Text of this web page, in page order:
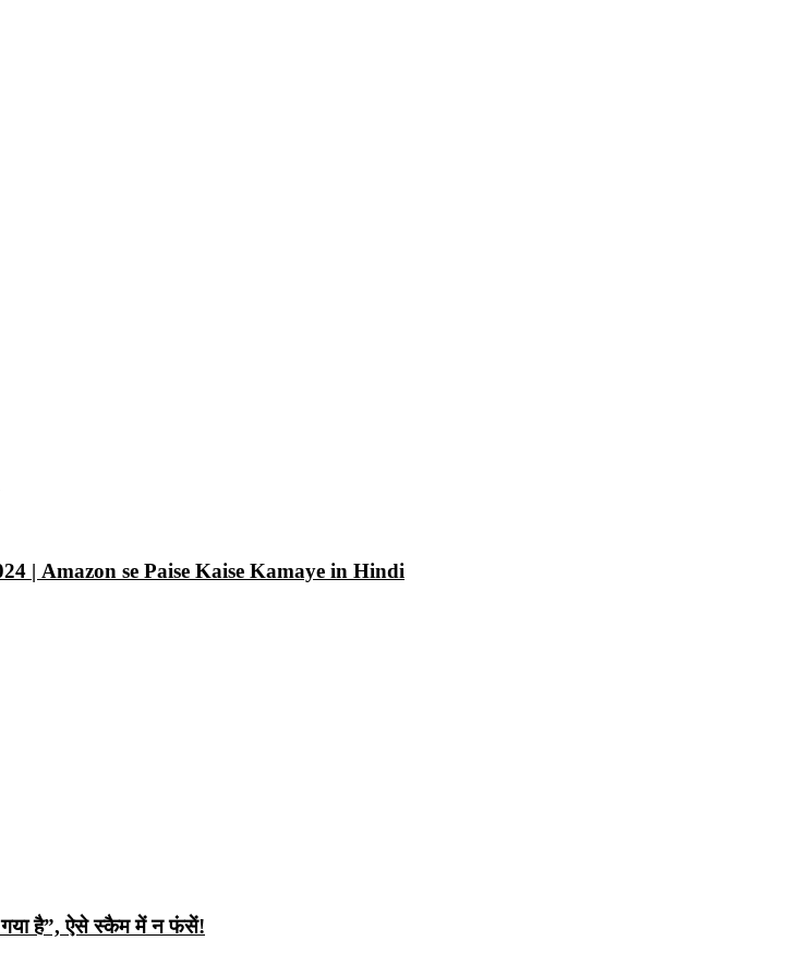
| Amazon se Paise Kaise Kamaye in Hindi
गया है”, ऐसे स्कैम में न फंसें!